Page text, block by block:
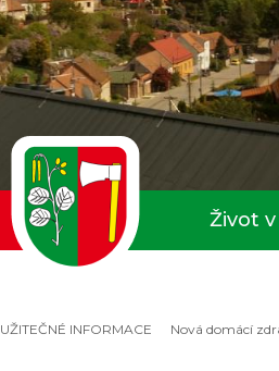
UŽITEČNÉ INFORMACE
Život